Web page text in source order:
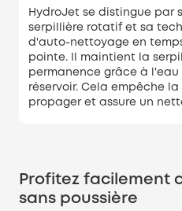
HydroJet se distingue par
serpillière rotatif et sa
d'auto-nettoyage en
pointe. Il maintient la
permanence grâce à l'eau
réservoir. Cela empêche
propager et assure un
Profitez facilement
sans poussière